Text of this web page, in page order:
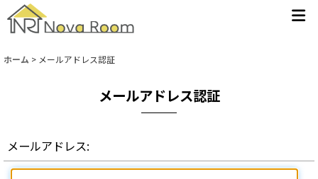
ホーム > メールアドレス認証
メールアドレス認証
メールアドレス: